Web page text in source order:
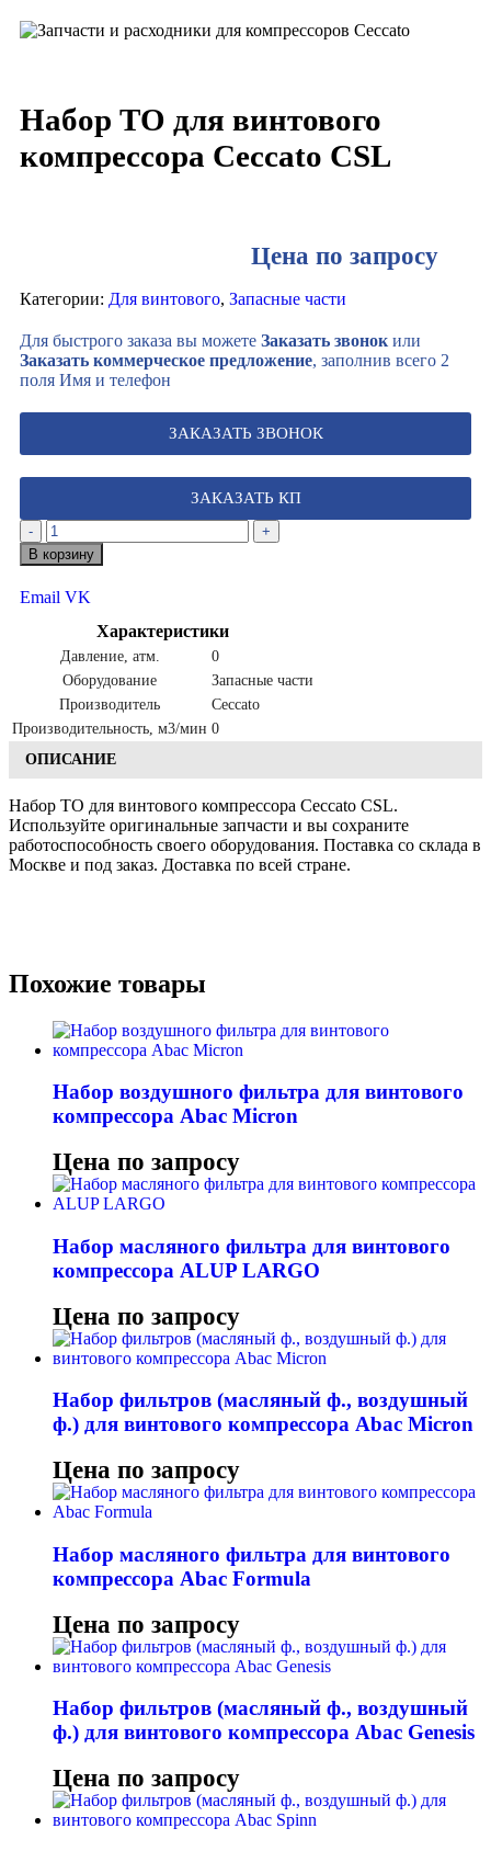
Набор ТО для винтового
компрессора Ceccato CSL
Цена по запросу
Категории: Для винтового, Запасные части
Для быстрого заказа вы можете Заказать звонок или
Заказать коммерческое предложение, заполнив всего 2
поля Имя и телефон
ЗАКАЗАТЬ ЗВОНОК
ЗАКАЗАТЬ КП
-
+
В корзину
Email VK
Характеристики
Давление, атм.
0
Оборудование
Запасные части
Производитель
Ceccato
Производительность, м3/мин 0
ОПИСАНИЕ
Набор ТО для винтового компрессора Ceccato CSL.
Используйте оригинальные запчасти и вы сохраните
работоспособность своего оборудования. Поставка со склада в
Москве и под заказ. Доставка по всей стране.
Похожие товары
Набор воздушного фильтра для винтового
компрессора Abac Micron
Цена по запросу
Набор масляного фильтра для винтового
компрессора ALUP LARGO
Цена по запросу
Набор фильтров (масляный ф., воздушный
ф.) для винтового компрессора Abac Micron
Цена по запросу
Набор масляного фильтра для винтового
компрессора Abac Formula
Цена по запросу
Набор фильтров (масляный ф., воздушный
ф.) для винтового компрессора Abac Genesis
Цена по запросу